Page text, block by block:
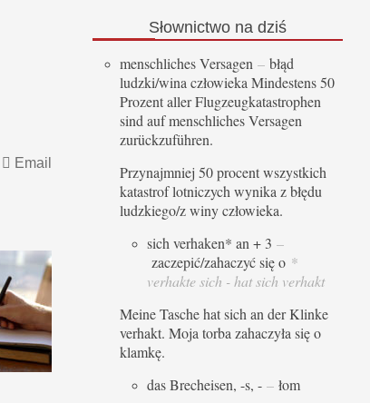
Email
Słownictwo na dziś
menschliches Versagen – błąd
ludzki/wina człowieka Mindestens 50
Prozent aller Flugzeugkatastrophen
sind auf menschliches Versagen
zurückzuführen.
Przynajmniej 50 procent wszystkich
katastrof lotniczych wynika z błędu
ludzkiego/z winy człowieka.
sich verhaken* an + 3 –
zaczepić/zahaczyć się o *
verhakte sich - hat sich verhakt
Meine Tasche hat sich an der Klinke
verhakt. Moja torba zahaczyła się o
klamkę.
das Brecheisen, -s, - – łom